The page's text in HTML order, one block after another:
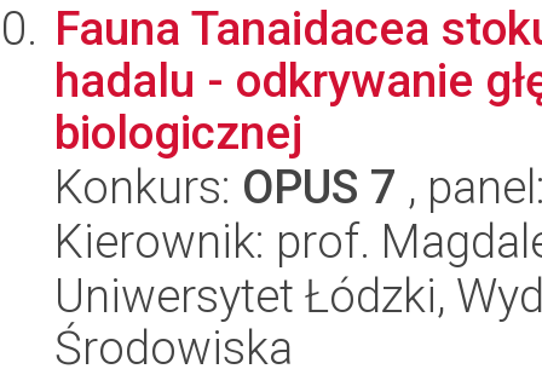
Fauna Tanaidacea
hadalu - odkrywanie
biologicznej
Konkurs: OPUS 7 ,
Kierownik: prof.
Uniwersytet Łódzki,
Środowiska